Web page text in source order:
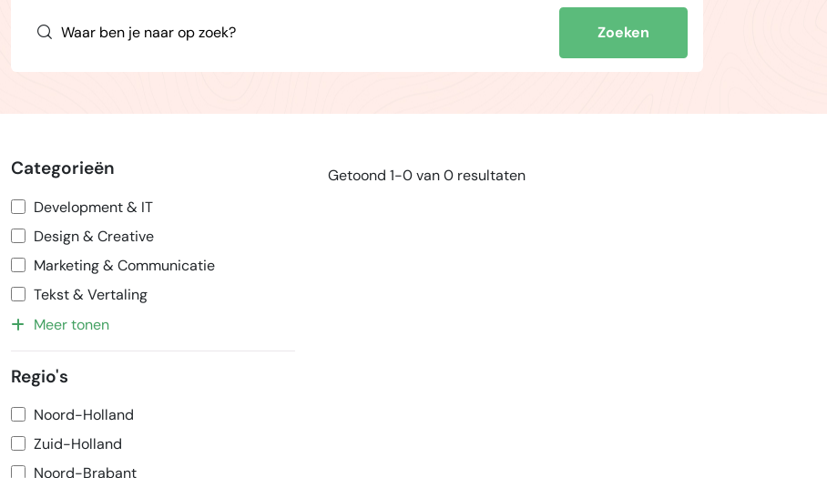
Zoeken
Categorieën
Development & IT
Design & Creative
Marketing & Communicatie
Tekst & Vertaling
Meer tonen
Regio's
Noord-Holland
Zuid-Holland
Noord-Brabant
Getoond 1-0 van 0 resultaten